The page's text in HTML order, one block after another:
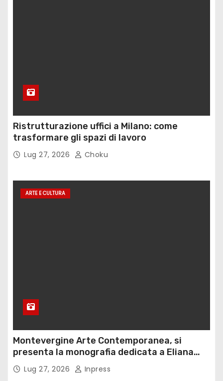
Ristrutturazione uffici a Milano: come
trasformare gli spazi di lavoro
Lug 27, 2026 Choku
ARTE E CULTURA
Montevergine Arte Contemporanea, si
presenta la monografia dedicata a Eliana
Adorno
Lug 27, 2026 Inpress